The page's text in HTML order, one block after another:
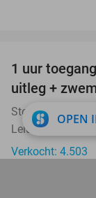
1 uur
uitleg +
Storm Aquapark
Leidschendam
Verkocht: 4.503
OPEN